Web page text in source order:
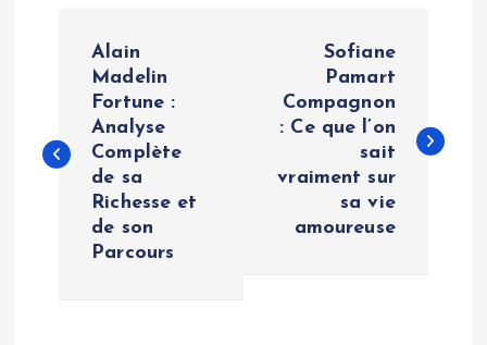
s
Alain
Madelin
Fortune :
Analyse
Complète
de sa
Richesse et
de son
Parcours
Sofiane
Pamart
Compagnon
: Ce que l’on
sait
vraiment sur
sa vie
amoureuse